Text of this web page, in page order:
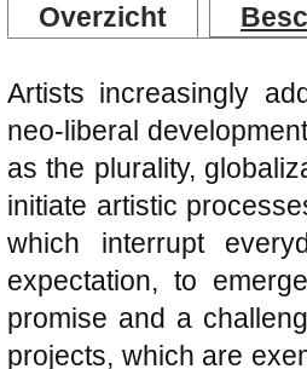
Overzicht
Artists increasingly
neo-liberal
as the plurality,
initiate artistic
which interrupt
expectation, to
promise and a
projects, which are